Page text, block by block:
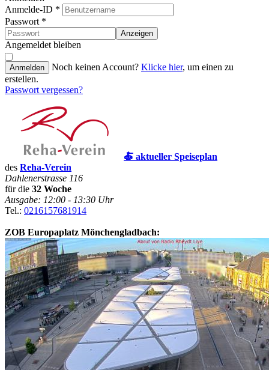
Anmelde-ID *
Passwort *
Anzeigen
Angemeldet bleiben
Anmelden Noch keinen Account? Klicke hier, um einen zu
erstellen.
Passwort vergessen?
🍝 aktueller Speiseplan
des Reha-Verein
Dahlenerstrasse 116
für die 32 Woche
Ausgabe: 12:00 - 13:30 Uhr
Tel.: 0216157681914
ZOB Europaplatz Mönchengladbach: